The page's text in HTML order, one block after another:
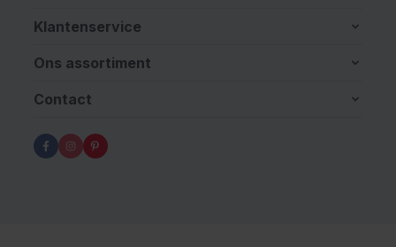
Klantenservice
Ons assortiment
Contact